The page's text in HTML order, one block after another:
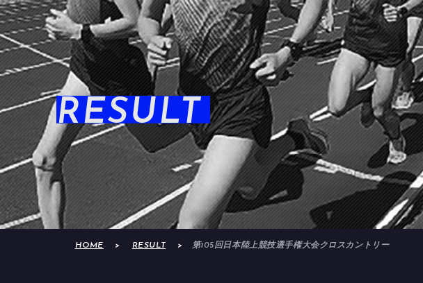
RESULT
HOME RESULT 第105回日本陸上競技選手権大会クロスカントリー